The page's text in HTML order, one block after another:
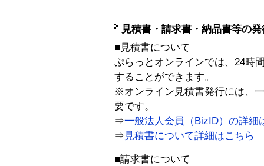
見積書・請求書・納品書等の
■見積書について
ぷらっとオンラインでは、24時
することができます。
※オンライン見積書発行には、
要です。
⇒一般法人会員（BizID）の詳細
⇒ 見積書について詳細はこちら
■請求書について